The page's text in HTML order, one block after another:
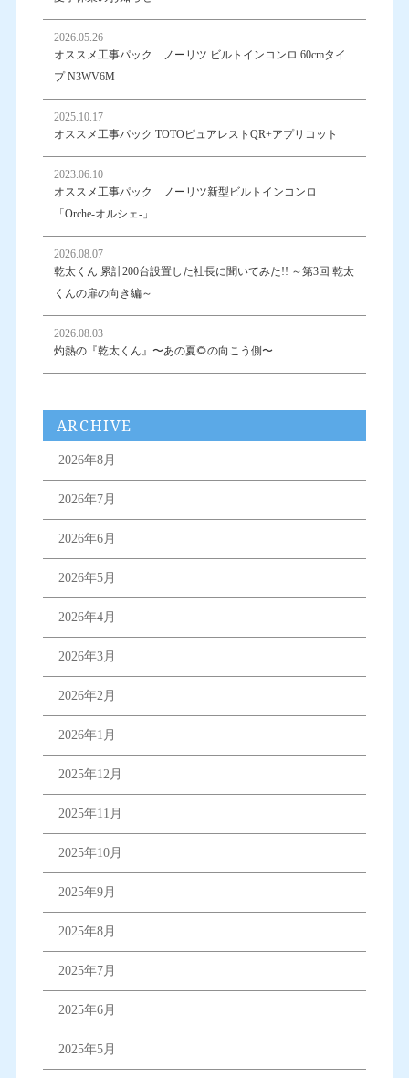
2026.05.26
オススメ工事パック ノーリツ ビルトインコンロ 60cmタイ
プ N3WV6M
2025.10.17
オススメ工事パック TOTOピュアレストQR+アプリコット
2023.06.10
オススメ工事パック ノーリツ新型ビルトインコンロ
「Orche-オルシェ-」
2026.08.07
乾太くん 累計200台設置した社長に聞いてみた!! ～第3回 乾太
くんの扉の向き編～
2026.08.03
灼熱の『乾太くん』〜あの夏🌻の向こう側〜
ARCHIVE
2026年8月
2026年7月
2026年6月
2026年5月
2026年4月
2026年3月
2026年2月
2026年1月
2025年12月
2025年11月
2025年10月
2025年9月
2025年8月
2025年7月
2025年6月
2025年5月